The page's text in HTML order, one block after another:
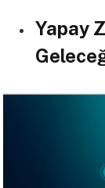
Yapay